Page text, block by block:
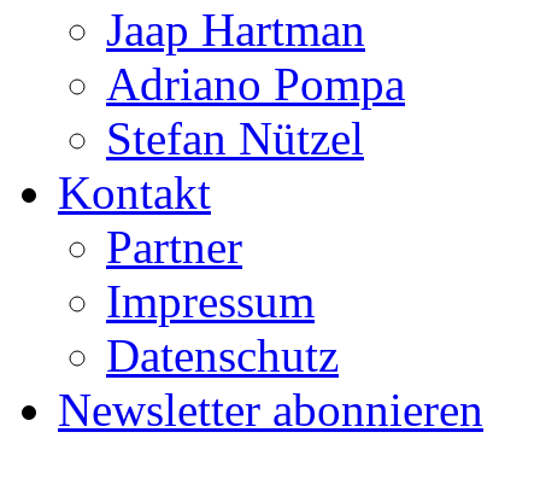
Jaap Hartman
Adriano Pompa
Stefan Nützel
Kontakt
Partner
Impressum
Datenschutz
Newsletter abonnieren